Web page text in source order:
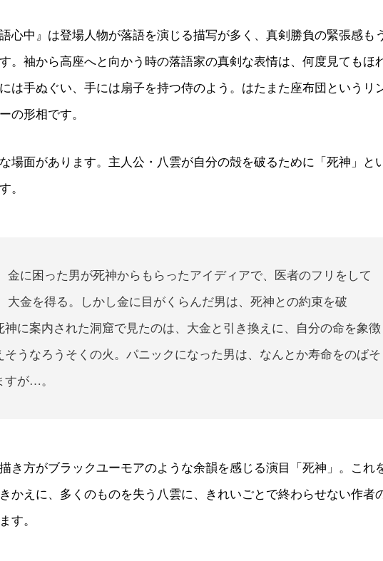
語心中』は登場人物が落語を演じる描写が多く、真剣勝負の緊張感も
。袖から高座へと向かう時の落語家の真剣な表情は、何度見てもほ
は手ぬぐい、手には扇子を持つ侍のよう。はたまた座布団というリ
の形相です。
場面があります。主人公・八雲が自分の殻を破るために「死神」と
。
金に困った男が死神からもらったアイディアで、医者のフリをして
大金を得る。しかし金に目がくらんだ男は、死神との約束を破
に案内された洞窟で見たのは、大金と引き換えに、自分の命を象徴
そうなろうそくの火。パニックになった男は、なんとか寿命をのばそ
すが…。
き方がブラックユーモアのような余韻を感じる演目「死神」。これ
かえに、多くのものを失う八雲に、きれいごとで終わらせない作者
す。